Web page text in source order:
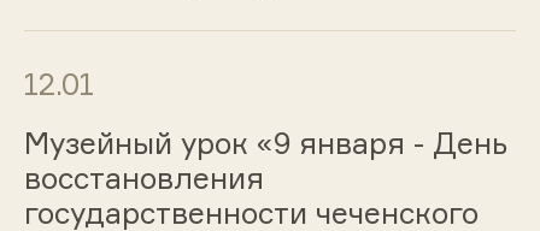
12.01
Музейный урок «9 января - День
восстановления
государственности чеченского